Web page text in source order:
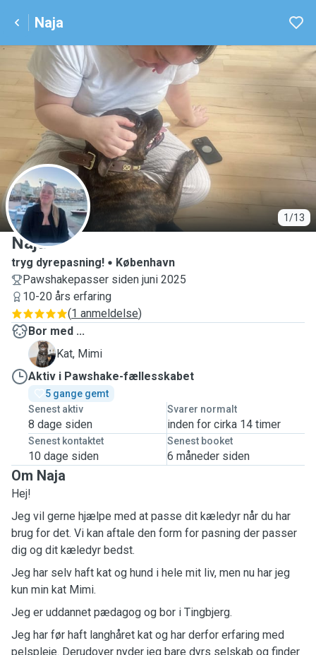
Naja
1/13
N
Naja
tryg dyrepasning!
København
Pawshakepasser siden juni 2025
10-20 års erfaring
(1 anmeldelse)
Bor med ...
M
Kat, Mimi
Aktiv i Pawshake-fællesskabet
5 gange gemt
Senest aktiv
8 dage siden
Svarer normalt
inden for cirka 14 timer
Senest kontaktet
10 dage siden
Senest booket
6 måneder siden
Om Naja
Hej!
Jeg vil gerne hjælpe med at passe dit kæledyr når du har
brug for det. Vi kan aftale den form for pasning der passer
dig og dit kæledyr bedst.
Jeg har selv haft kat og hund i hele mit liv, men nu har jeg
kun min kat Mimi.
Jeg er uddannet pædagog og bor i Tingbjerg.
Jeg har før haft langhåret kat og har derfor erfaring med
pelspleje. Derudover nyder jeg bare dyrs selskab og finder